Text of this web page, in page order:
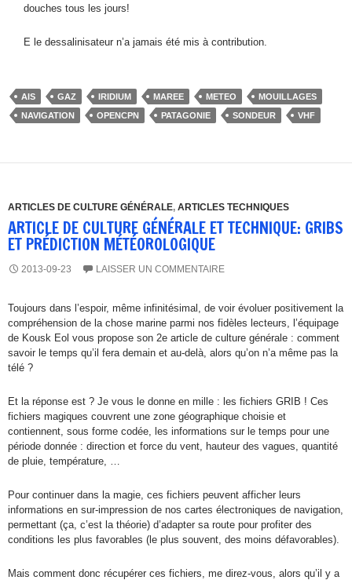
douches tous les jours!
E le dessalinisateur n’a jamais été mis à contribution.
AIS GAZ IRIDIUM MAREE METEO
MOUILLAGES
NAVIGATION
OPENCPN PATAGONIE SONDEUR VHF
ARTICLES DE CULTURE GÉNÉRALE, ARTICLES TECHNIQUES
ARTICLE DE CULTURE GÉNÉRALE ET TECHNIQUE: GRIBS
ET PRÉDICTION MÉTÉOROLOGIQUE
2013-09-23 LAISSER UN COMMENTAIRE
Toujours dans l’espoir, même infinitésimal, de voir évoluer positivement la
compréhension de la chose marine parmi nos fidèles lecteurs, l’équipage
de Kousk Eol vous propose son 2e article de culture générale : comment
savoir le temps qu’il fera demain et au-delà, alors qu’on n’a même pas la
télé ?
Et la réponse est ? Je vous le donne en mille : les fichiers GRIB ! Ces
fichiers magiques couvrent une zone géographique choisie et
contiennent, sous forme codée, les informations sur le temps pour une
période donnée : direction et force du vent, hauteur des vagues, quantité
de pluie, température, …
Pour continuer dans la magie, ces fichiers peuvent afficher leurs
informations en sur-impression de nos cartes électroniques de navigation,
permettant (ça, c’est la théorie) d’adapter sa route pour profiter des
conditions les plus favorables (le plus souvent, des moins défavorables).
Mais comment donc récupérer ces fichiers, me direz-vous, alors qu’il y a